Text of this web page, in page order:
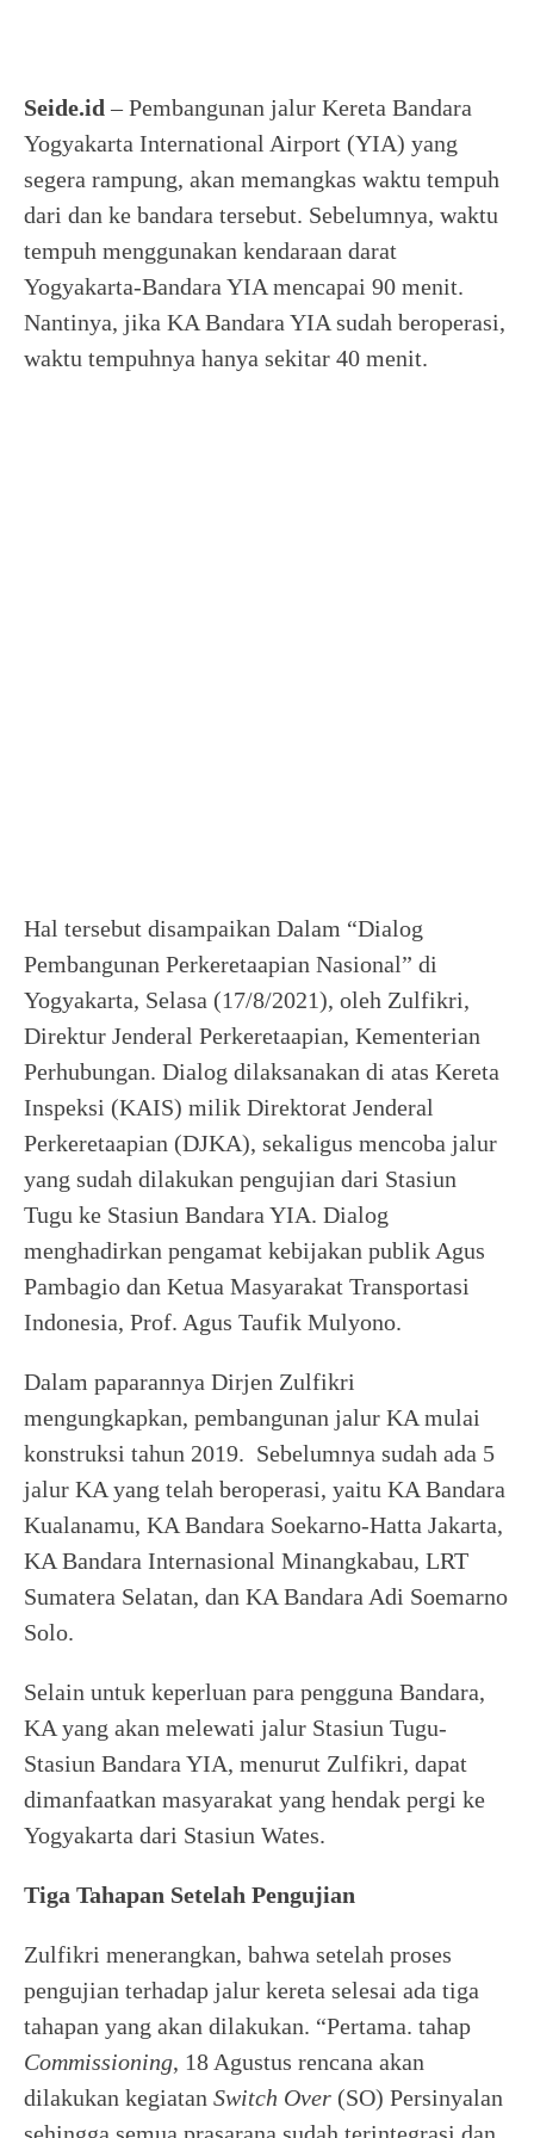
Seide.id – Pembangunan jalur Kereta Bandara
Yogyakarta International Airport (YIA) yang
segera rampung, akan memangkas waktu tempuh
dari dan ke bandara tersebut. Sebelumnya, waktu
tempuh menggunakan kendaraan darat
Yogyakarta-Bandara YIA mencapai 90 menit.
Nantinya, jika KA Bandara YIA sudah beroperasi,
waktu tempuhnya hanya sekitar 40 menit.
Hal tersebut disampaikan Dalam “Dialog
Pembangunan Perkeretaapian Nasional” di
Yogyakarta, Selasa (17/8/2021), oleh Zulfikri,
Direktur Jenderal Perkeretaapian, Kementerian
Perhubungan. Dialog dilaksanakan di atas Kereta
Inspeksi (KAIS) milik Direktorat Jenderal
Perkeretaapian (DJKA), sekaligus mencoba jalur
yang sudah dilakukan pengujian dari Stasiun
Tugu ke Stasiun Bandara YIA. Dialog
menghadirkan pengamat kebijakan publik Agus
Pambagio dan Ketua Masyarakat Transportasi
Indonesia, Prof. Agus Taufik Mulyono.
Dalam paparannya Dirjen Zulfikri
mengungkapkan, pembangunan jalur KA mulai
konstruksi tahun 2019. Sebelumnya sudah ada 5
jalur KA yang telah beroperasi, yaitu KA Bandara
Kualanamu, KA Bandara Soekarno-Hatta Jakarta,
KA Bandara Internasional Minangkabau, LRT
Sumatera Selatan, dan KA Bandara Adi Soemarno
Solo.
Selain untuk keperluan para pengguna Bandara,
KA yang akan melewati jalur Stasiun Tugu-
Stasiun Bandara YIA, menurut Zulfikri, dapat
dimanfaatkan masyarakat yang hendak pergi ke
Yogyakarta dari Stasiun Wates.
Tiga Tahapan Setelah Pengujian
Zulfikri menerangkan, bahwa setelah proses
pengujian terhadap jalur kereta selesai ada tiga
tahapan yang akan dilakukan. “Pertama. tahap
Commissioning, 18 Agustus rencana akan
dilakukan kegiatan Switch Over (SO) Persinyalan